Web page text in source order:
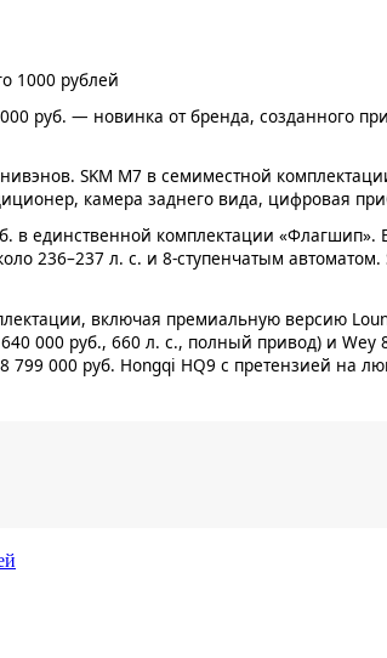
руб. — новинка от бренда, созданного
SKM M7 в семиместной
камера заднего вида, цифровая
единственной комплектации «Флагшип».
236–237 л. с. и 8-ступенчатым
включая премиальную версию
000 руб., 660 л. с., полный привод) и Wey
000 руб. Hongqi HQ9 с претензией на